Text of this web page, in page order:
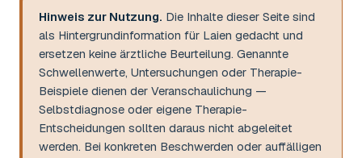
Hinweis zur Nutzung. Die Inhalte dieser Seite sind
als Hintergrundinformation für Laien gedacht und
ersetzen keine ärztliche Beurteilung. Genannte
Schwellenwerte, Untersuchungen oder Therapie-
Beispiele dienen der Veranschaulichung —
Selbstdiagnose oder eigene Therapie-
Entscheidungen sollten daraus nicht abgeleitet
werden. Bei konkreten Beschwerden oder auffälligen